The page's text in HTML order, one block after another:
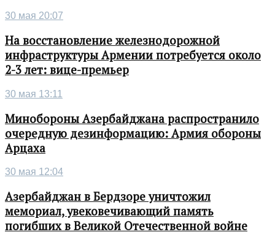
30 мая 20:07
На восстановление железнодорожной
инфраструктуры Армении потребуется около
2-3 лет: вице-премьер
30 мая 13:11
Минобороны Азербайджана распространило
очередную дезинформацию: Армия обороны
Арцаха
30 мая 12:04
Азербайджан в Бердзоре уничтожил
мемориал, увековечивающий память
погибших в Великой Отечественной войне